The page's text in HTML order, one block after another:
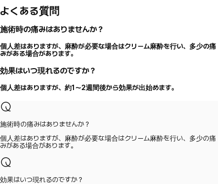
よくある質問
施術時の痛みはありませんか？
個人差はありますが、麻酔が必要な場合はクリーム麻酔を行い、多少の痛
みがある場合があります。
効果はいつ現れるのですか？
個人差はありますが、約1～2週間後から効果が出始めます。
施術時の痛みはありませんか？
個人差はありますが、麻酔が必要な場合はクリーム麻酔を行い、多少の痛
みがある場合があります。
効果はいつ現れるのですか？